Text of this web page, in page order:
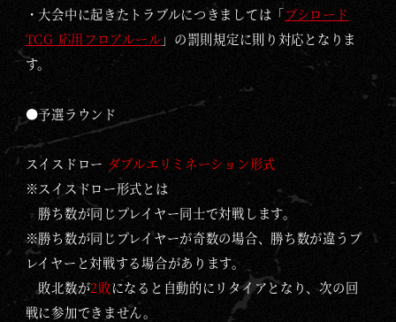
・大会中に起きたトラブルにつきましては「ブシロード
TCG 応用フロアルール 」の罰則規定に則り対応となりま
す。
●予選ラウンド
スイスドロー ダブルエリミネーション形式
※スイスドロー形式とは
勝ち数が同じプレイヤー同士で対戦します。
※勝ち数が同じプレイヤーが奇数の場合、勝ち数が違うプ
レイヤーと対戦する場合があります。
敗北数が2敗になると自動的にリタイアとなり、次の回
戦に参加できません。